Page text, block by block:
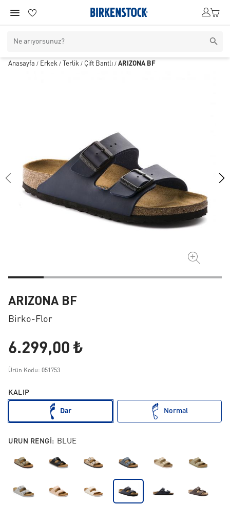
Anasayfa / Erkek / Terlik / Çift Bantlı / ARIZONA BF
ARIZONA BF
Birko-Flor
6.299,00 ₺
Ürün Kodu: 051753
KALIP
Dar Normal
URUN RENGI: BLUE